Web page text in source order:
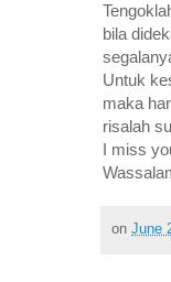
bila
Untuk
maka
risalah
I miss
on June